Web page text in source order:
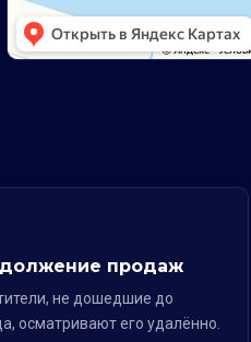
продаж
не дошедшие до
осматривают его удалённо.